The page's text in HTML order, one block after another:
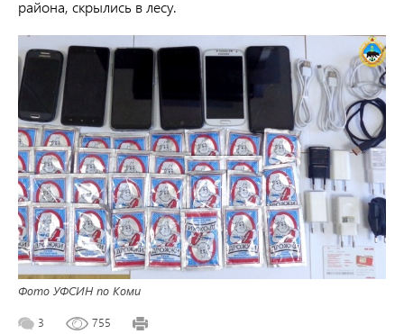
района, скрылись в лесу.
Фото УФСИН по Коми
3 755